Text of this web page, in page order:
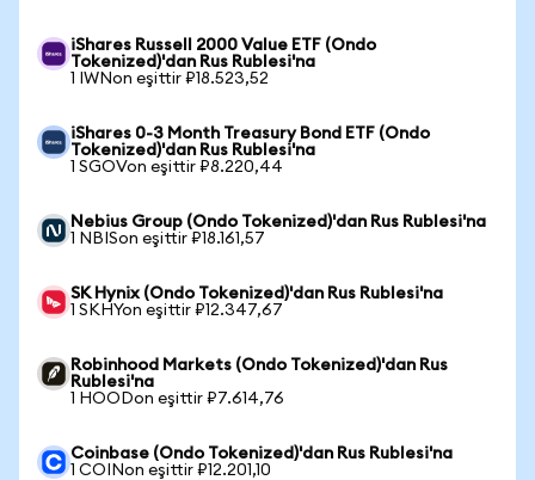
iShares Russell 2000 Value ETF (Ondo
Tokenized)'dan Rus Rublesi'na
1 IWNon eşittir ₽18.523,52
iShares 0-3 Month Treasury Bond ETF (Ondo
Tokenized)'dan Rus Rublesi'na
1 SGOVon eşittir ₽8.220,44
Nebius Group (Ondo Tokenized)'dan Rus Rublesi'na
1 NBISon eşittir ₽18.161,57
SK Hynix (Ondo Tokenized)'dan Rus Rublesi'na
1 SKHYon eşittir ₽12.347,67
Robinhood Markets (Ondo Tokenized)'dan Rus
Rublesi'na
1 HOODon eşittir ₽7.614,76
Coinbase (Ondo Tokenized)'dan Rus Rublesi'na
1 COINon eşittir ₽12.201,10